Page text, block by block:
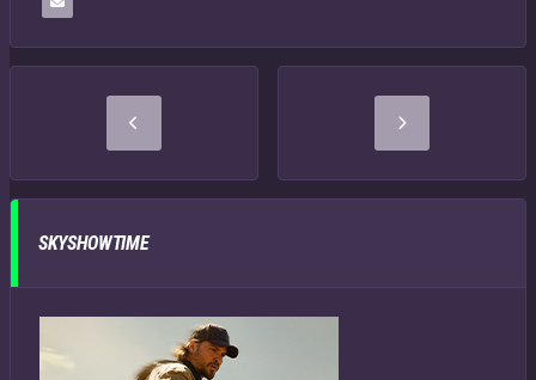
SKYSHOWTIME